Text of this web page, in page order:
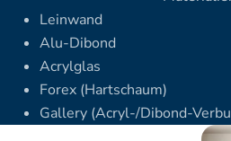
Leinwand
Alu-Dibond
Acrylglas
Forex (Hartschaum)
Gallery (Acryl-/Dibond-